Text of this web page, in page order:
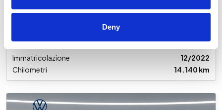
Deny
Immatricolazione
12/2022
Chilometri
14.140 km